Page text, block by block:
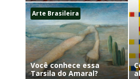
Arte Brasileira
Você conhece essa
Tarsila do Amaral?